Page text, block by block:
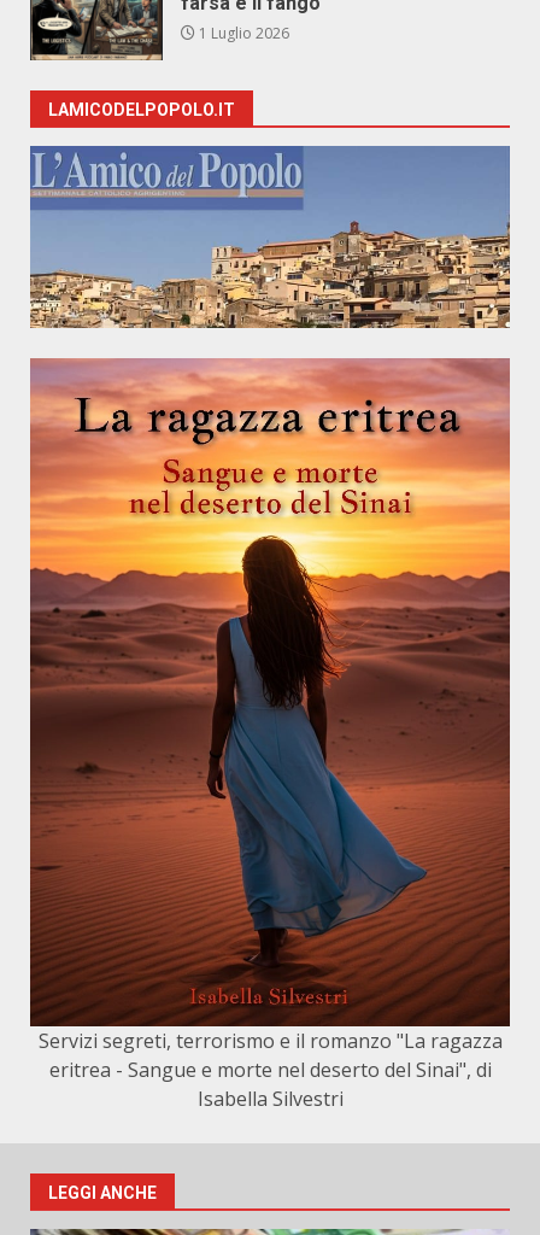
1 Luglio 2026
LAMICODELPOPOLO.IT
Servizi segreti, terrorismo e il romanzo "La ragazza
eritrea - Sangue e morte nel deserto del Sinai", di
Isabella Silvestri
LEGGI ANCHE